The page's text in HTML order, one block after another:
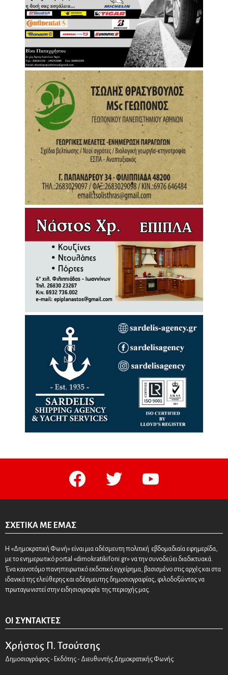
facebook twitter youtube
ΣΧΕΤΙΚΆ ΜΕ ΕΜΆΣ
Η «Δημοκρατική Φωνή» είναι μια αδέσμευτη πολιτική εβδομαδιαία εφημερίδα,
με το ενημερωτικό portal «dimokratikifoni.gr» να την συνοδεύει διαδικτυακά.
Ένα καινοτόμο πανηπειρωτικό εκδοτικό εγχείρημα, βασισμένο στις αρχές και στα
ιδανικά της ελεύθερης και αδέσμευτης δημοσιογραφίας, φιλοδοξώντας να
πρωταγωνιστεί στην ειδησιογραφία της περιοχής μας.
ΟΙ ΣΥΝΤΆΚΤΕΣ
Χρήστος Π. Τσούτσης
Δημοσιογράφος - Εκδότης - Διευθυντής Δημοκρατικής Φωνής